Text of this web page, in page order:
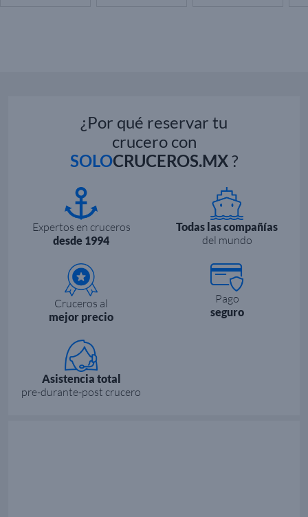
¿Por qué reservar tu
crucero con
SOLOCRUCEROS.MX?
Expertos en cruceros
desde 1994
Todas las compañías
del mundo
Cruceros al
mejor precio
Pago
seguro
Asistencia total
pre-durante-post crucero